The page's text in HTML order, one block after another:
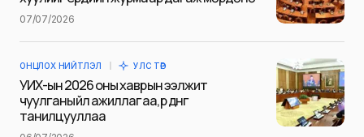
Сэтгэгдэл*
07/07/2026
ОНЦЛОХ НИЙТЛЭЛ УЛС ТӨР
УИХ-ын 2026 оны хаврын ээлжит
чуулганы үйл ажиллагаа, үр дүнг
танилцууллаа